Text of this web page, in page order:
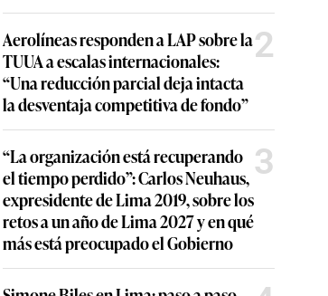
Aerolíneas responden a LAP sobre la
TUUA a escalas internacionales:
“Una reducción parcial deja intacta
la desventaja competitiva de fondo”
2
“La organización está recuperando
el tiempo perdido”: Carlos Neuhaus,
expresidente de Lima 2019, sobre los
retos a un año de Lima 2027 y en qué
más está preocupado el Gobierno
3